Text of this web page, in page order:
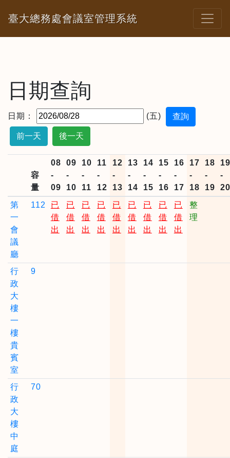
臺大總務處會議室管理系統
日期查詢
日期： (五)
前一天 後一天
容
量
08
-
09
09
-
10
10
-
11
11
-
12
12
-
13
13
-
14
14
-
15
15
-
16
16
-
17
17
-
18
18
-
19
19
-
20
第
一
會
議
廳
112
已
借
出
已
借
出
已
借
出
已
借
出
已
借
出
已
借
出
已
借
出
已
借
出
已
借
出
整
理
行
政
大
樓
一
樓
貴
賓
室
9
行
政
大
樓
中
庭
70